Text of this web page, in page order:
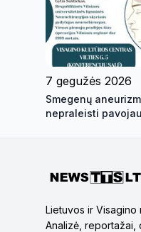
7 gegužės 2026
Smegenų
nepraleisti
Lietuvos ir Visagino
Analizė, reportažai,